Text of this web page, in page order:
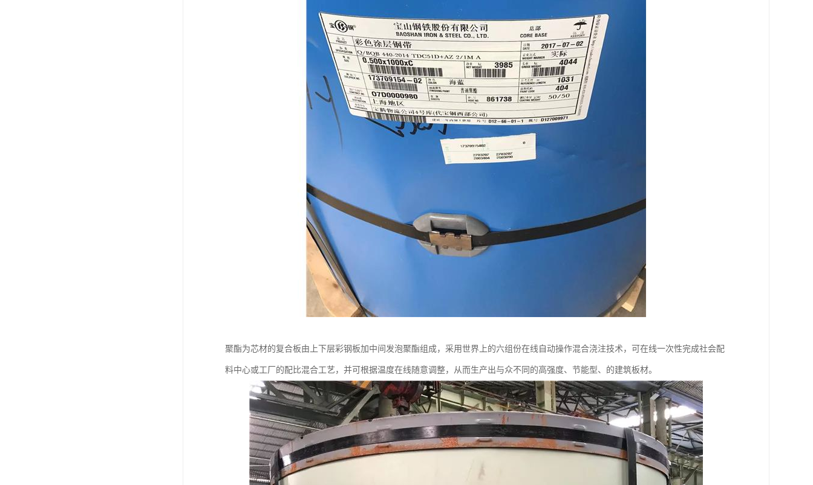
聚酯为芯材的复合板由上下层彩钢板加中间发泡聚酯组成，采用世界上的六组份在线自动操作混合浇注技术，可在线一次性完成社会配
料中心或工厂的配比混合工艺，并可根据温度在线随意调整，从而生产出与众不同的高强度、节能型、的建筑板材。